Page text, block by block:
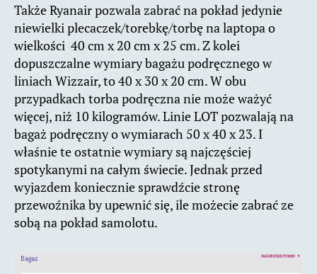
Także Ryanair pozwala zabrać na pokład jedynie
niewielki plecaczek/torebkę/torbę na laptopa o
wielkości 40 cm x 20 cm x 25 cm. Z kolei
dopuszczalne wymiary bagażu podręcznego w
liniach Wizzair, to 40 x 30 x 20 cm. W obu
przypadkach torba podręczna nie może ważyć
więcej, niż 10 kilogramów. Linie LOT pozwalają na
bagaż podręczny o wymiarach 50 x 40 x 23. I
właśnie te ostatnie wymiary są najczęściej
spotykanymi na całym świecie. Jednak przed
wyjazdem koniecznie sprawdźcie stronę
przewoźnika by upewnić się, ile możecie zabrać ze
sobą na pokład samolotu.